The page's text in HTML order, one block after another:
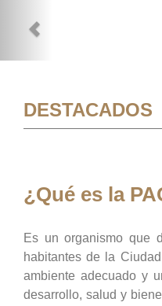
DESTACADOS
¿Qué es la
Es un organismo que
habitantes de la
ambiente adecuado y
desarrollo, salud y